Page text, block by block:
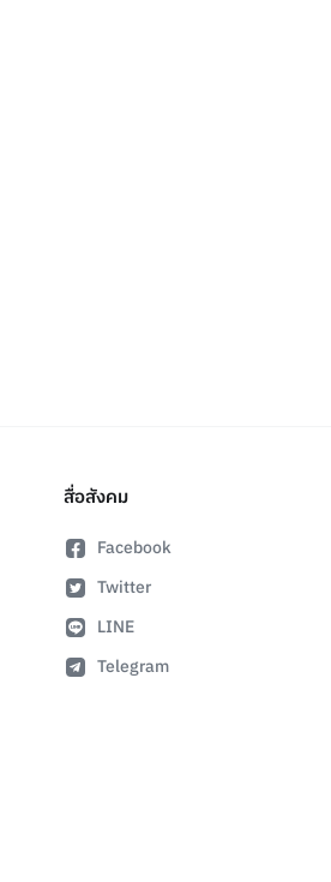
สื่อสังคม
Facebook
Twitter
LINE
Telegram